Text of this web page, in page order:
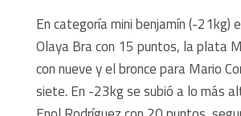
En categoría mini benjamín (-21kg)
Olaya Bra con 15 puntos, la plata
con nueve y el bronce para Mario
siete. En -23kg se subió a lo más